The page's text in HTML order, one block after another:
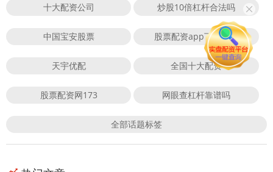
十大配资公司 炒股10倍杠杆合法吗
中国宝安股票 股票配资app下载排行
天宇优配 全国十大配资
股票配资网173 网眼查杠杆靠谱吗
全部话题标签